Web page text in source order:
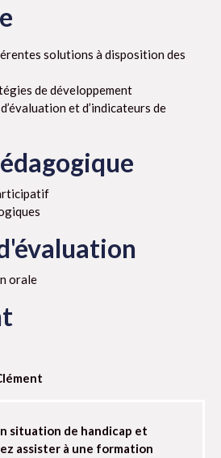
solutions à disposition des
de développement
et d’indicateurs de
orale
situation de handicap et
assister à une formation